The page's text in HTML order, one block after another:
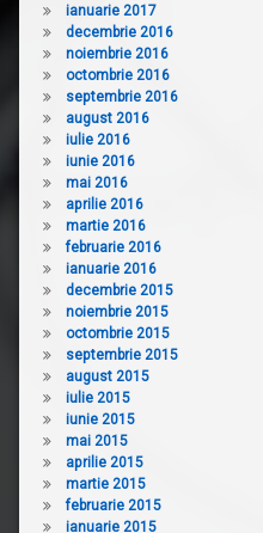
ianuarie 2017
decembrie 2016
noiembrie 2016
octombrie 2016
septembrie 2016
august 2016
iulie 2016
iunie 2016
mai 2016
aprilie 2016
martie 2016
februarie 2016
ianuarie 2016
decembrie 2015
noiembrie 2015
octombrie 2015
septembrie 2015
august 2015
iulie 2015
iunie 2015
mai 2015
aprilie 2015
martie 2015
februarie 2015
ianuarie 2015